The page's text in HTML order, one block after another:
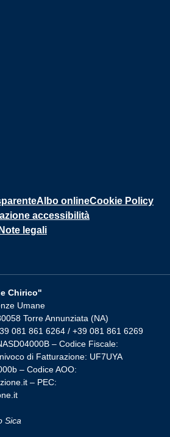
Albo onlineCookie Policy
accessibilità
Note legali
Chirico"
Umane
Torre Annunziata (NA)
081 861 6264 / +39 081 861 6269
– Codice Fiscale:
di Fatturazione: UF7UYA
– Codice AOO:
– PEC:
Sica